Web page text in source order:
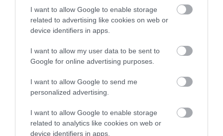
I want to allow Google to enable storage
related to advertising like cookies on web or
device identifiers in apps.
I want to allow my user data to be sent to
Google for online advertising purposes.
I want to allow Google to send me
personalized advertising.
I want to allow Google to enable storage
related to analytics like cookies on web or
device identifiers in apps.
09.08.2026
Πώς να ξεπαγώσετε σωστά τα ψάρια